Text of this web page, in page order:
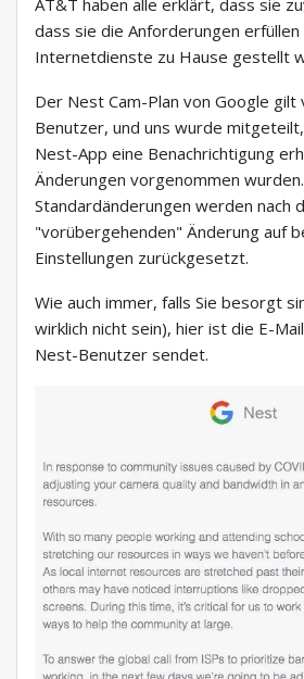
AT&T haben alle erklärt, dass sie
dass sie die Anforderungen erfüllen
Internetdienste zu Hause gestellt
Der Nest Cam-Plan von Google
Benutzer, und uns wurde
Nest-App eine Benachrichtigung
Änderungen vorgenommen
Standardänderungen werden nach
"vorübergehenden" Änderung auf
Einstellungen zurückgesetzt.
Wie auch immer, falls Sie besorgt
wirklich nicht sein), hier ist die E-
Nest-Benutzer sendet.